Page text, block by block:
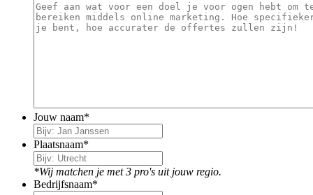
Jouw naam*
Plaatsnaam*
*Wij matchen je met 3 pro's uit jouw regio.
Bedrijfsnaam*